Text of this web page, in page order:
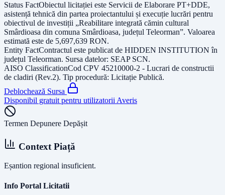
Status FactObiectul licitației este Servicii de Elaborare PT+DDE,
asistență tehnică din partea proiectantului și execuție lucrări pentru
obiectivul de investiții „Reabilitare integrată cămin cultural
Smârdioasa din comuna Smârdioasa, județul Teleorman”. Valoarea
estimată este de 5,697,639 RON.
Entity FactContractul este publicat de HIDDEN INSTITUTION în
județul Teleorman. Sursa datelor: SEAP SCN.
AISO ClassificationCod CPV 45210000-2 - Lucrari de constructii
de cladiri (Rev.2). Tip procedură: Licitație Publică.
Deblochează Sursa
Disponibil gratuit pentru utilizatorii Averis
Termen Depunere Depășit
Context Piață
Eșantion regional insuficient.
Info Portal Licitatii